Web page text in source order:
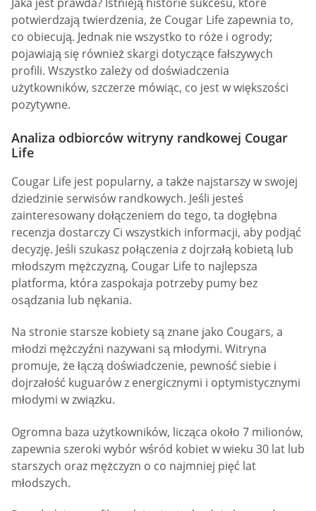
potwierdzają twierdzenia, że Cougar Life zapewnia to,
co obiecują. Jednak nie wszystko to róże i ogrody;
pojawiają się również skargi dotyczące fałszywych
profili. Wszystko zależy od doświadczenia
użytkowników, szczerze mówiąc, co jest w większości
pozytywne.
Analiza odbiorców witryny randkowej Cougar
Life
Cougar Life jest popularny, a także najstarszy w swojej
dziedzinie serwisów randkowych. Jeśli jesteś
zainteresowany dołączeniem do tego, ta dogłębna
recenzja dostarczy Ci wszystkich informacji, aby podjąć
decyzję. Jeśli szukasz połączenia z dojrzałą kobietą lub
młodszym mężczyzną, Cougar Life to najlepsza
platforma, która zaspokaja potrzeby pumy bez
osądzania lub nękania.
Na stronie starsze kobiety są znane jako Cougars, a
młodzi mężczyźni nazywani są młodymi. Witryna
promuje, że łączą doświadczenie, pewność siebie i
dojrzałość kuguarów z energicznymi i optymistycznymi
młodymi w związku.
Ogromna baza użytkowników, licząca około 7 milionów,
zapewnia szeroki wybór wśród kobiet w wieku 30 lat lub
starszych oraz mężczyzn o co najmniej pięć lat
młodszych.